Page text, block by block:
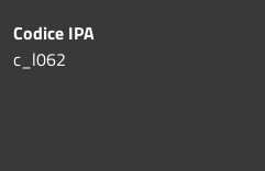
Codice IPA
c_l062